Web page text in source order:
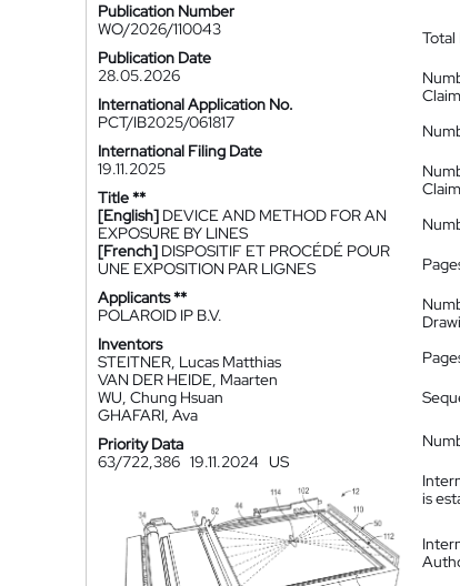
Publication Number
WO/2026/110043
Publication Date
28.05.2026
International Application No.
PCT/IB2025/061817
International Filing Date
19.11.2025
Title **
[English] DEVICE AND METHOD FOR AN
EXPOSURE BY LINES
[French] DISPOSITIF ET PROCÉDÉ POUR
UNE EXPOSITION PAR LIGNES
Applicants **
POLAROID IP B.V.
Inventors
STEITNER, Lucas Matthias
VAN DER HEIDE, Maarten
WU, Chung Hsuan
GHAFARI, Ava
Priority Data
63/722,386 19.11.2024 US
is